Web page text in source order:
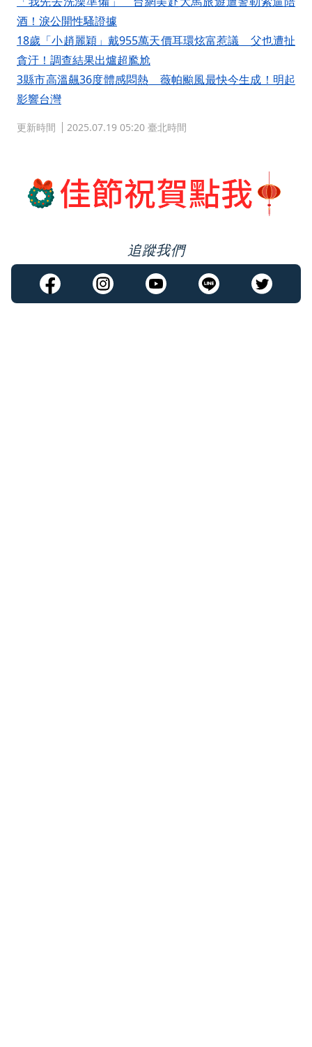
酒！淚公開性騷證據
18歲「小趙麗穎」戴955萬天價耳環炫富惹議 父也遭扯
貪汙！調查結果出爐超尷尬
3縣市高溫飆36度體感悶熱 薇帕颱風最快今生成！明起
影響台灣
更新時間 2025.07.19 05:20 臺北時間
追蹤我們